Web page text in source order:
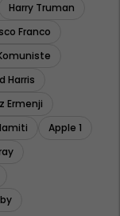
Harry Truman
Franco
Harris
Ermenji
Apple 1